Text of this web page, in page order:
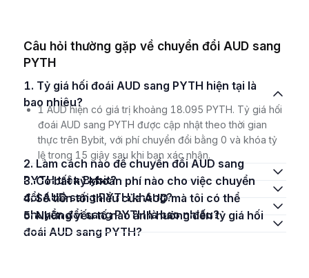
Câu hỏi thường gặp về chuyển đổi AUD sang
PYTH
1. Tỷ giá hối đoái AUD sang PYTH hiện tại là
bao nhiêu?
1 AUD hiện có giá trị khoảng 18.095 PYTH. Tỷ giá hối
đoái AUD sang PYTH được cập nhật theo thời gian
thực trên Bybit, với phí chuyển đổi bằng 0 và khóa tỷ
lệ trong 15 giây sau khi bạn xác nhận.
2. Làm cách nào để chuyển đổi AUD sang
PYTH trên Bybit?
3. Có bất kỳ khoản phí nào cho việc chuyển
đổi AUD sang PYTH không?
4. Số tiền tối thiểu của AUD mà tôi có thể
chuyển đổi sang PYTH là bao nhiêu?
5. Những yếu tố nào ảnh hưởng đến tỷ giá hối
đoái AUD sang PYTH?